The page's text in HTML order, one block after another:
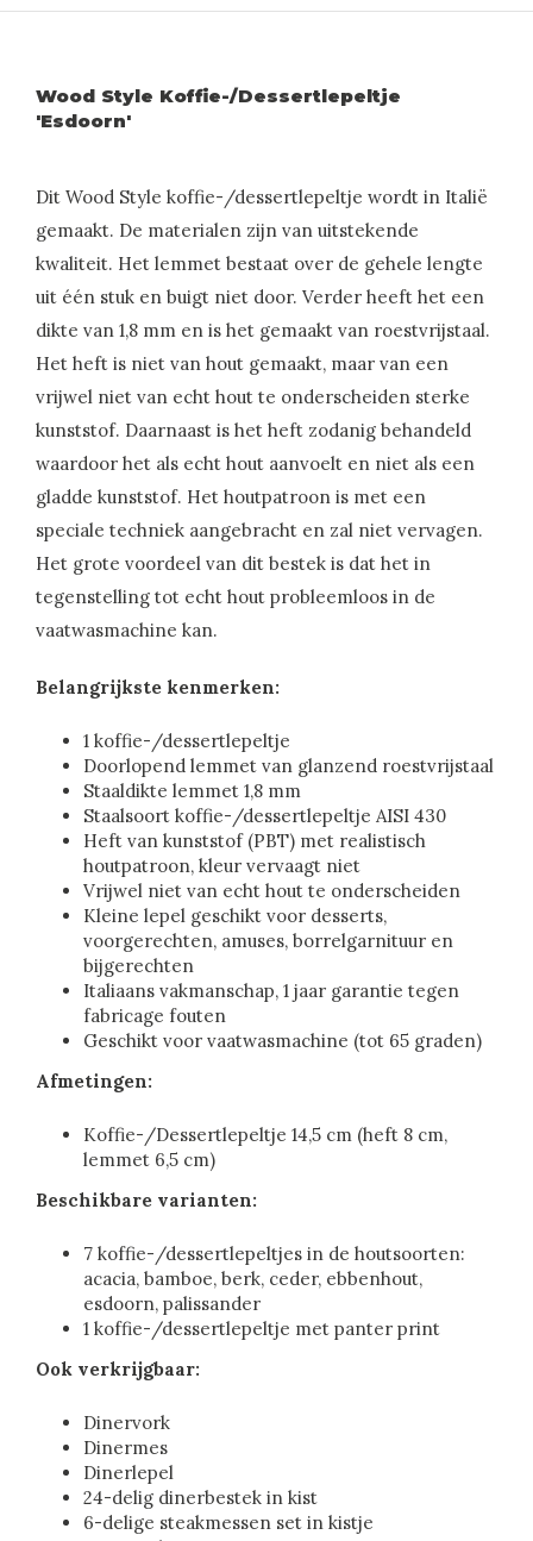
Wood Style Koffie-/Dessertlepeltje
'Esdoorn'
Dit Wood Style koffie-/dessertlepeltje wordt in Italië
gemaakt. De materialen zijn van uitstekende
kwaliteit. Het lemmet bestaat over de gehele lengte
uit één stuk en buigt niet door. Verder heeft het een
dikte van 1,8 mm en is het gemaakt van roestvrijstaal.
Het heft is niet van hout gemaakt, maar van een
vrijwel niet van echt hout te onderscheiden sterke
kunststof. Daarnaast is het heft zodanig behandeld
waardoor het als echt hout aanvoelt en niet als een
gladde kunststof. Het houtpatroon is met een
speciale techniek aangebracht en zal niet vervagen.
Het grote voordeel van dit bestek is dat het in
tegenstelling tot echt hout probleemloos in de
vaatwasmachine kan.
Belangrijkste kenmerken:
1 koffie-/dessertlepeltje
Doorlopend lemmet van glanzend roestvrijstaal
Staaldikte lemmet 1,8 mm
Staalsoort koffie-/dessertlepeltje AISI 430
Heft van kunststof (PBT) met realistisch
houtpatroon, kleur vervaagt niet
Vrijwel niet van echt hout te onderscheiden
Kleine lepel geschikt voor desserts,
voorgerechten, amuses, borrelgarnituur en
bijgerechten
Italiaans vakmanschap, 1 jaar garantie tegen
fabricage fouten
Geschikt voor vaatwasmachine (tot 65 graden)
Afmetingen:
Koffie-/Dessertlepeltje 14,5 cm (heft 8 cm,
lemmet 6,5 cm)
Beschikbare varianten:
7 koffie-/dessertlepeltjes in de houtsoorten:
acacia, bamboe, berk, ceder, ebbenhout,
esdoorn, palissander
1 koffie-/dessertlepeltje met panter print
Ook verkrijgbaar:
Dinervork
Dinermes
Dinerlepel
24-delig dinerbestek in kist
6-delige steakmessen set in kistje